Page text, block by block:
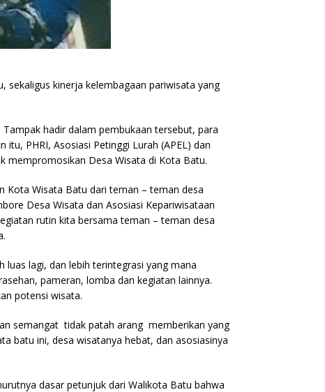
sekaligus kinerja kelembagaan pariwisata yang
hadir dalam pembukaan tersebut, para
itu, PHRI, Asosiasi Petinggi Lurah (APEL) dan
mempromosikan Desa Wisata di Kota Batu.
Kota Wisata Batu dari teman – teman desa
Desa Wisata dan Asosiasi Kepariwisataan
rutin kita bersama teman – teman desa
luas lagi, dan lebih terintegrasi yang mana
pameran, lomba dan kegiatan lainnya.
potensi wisata.
semangat tidak patah arang memberikan yang
batu ini, desa wisatanya hebat, dan asosiasinya
dasar petunjuk dari Walikota Batu bahwa